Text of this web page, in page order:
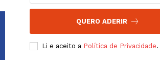
QUERO ADERIR
Li e aceito a Política de Privacidade.